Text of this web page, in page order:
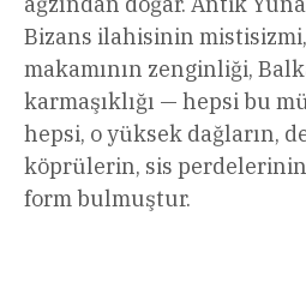
Bizans ilahisinin mistisizmi,
makamının zenginliği,
karmaşıklığı — hepsi bu
hepsi, o yüksek dağların,
köprülerin, sis
form bulmuştur.